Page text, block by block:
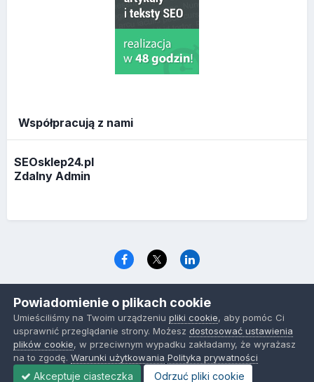
Współpracują z nami
SEOsklep24.pl
Zdalny Admin
www.optymalizacja.com
Powered by Invision Community
Powiadomienie o plikach cookie
Umieściliśmy na Twoim urządzeniupliki cookie, aby pomóc Ci
usprawnić przeglądanie strony. Możeszdostosować ustawienia
plików cookie, w przeciwnym wypadku zakładamy, że wyrażasz
na to zgodę.Warunki użytkowania Polityka prywatności
Akceptuje ciasteczka Odrzuć pliki cookie